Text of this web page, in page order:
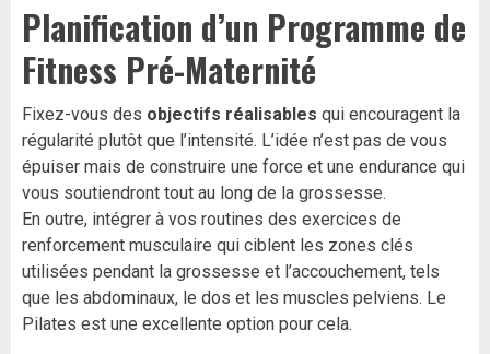
Planification d’un Programme de
Fitness Pré-Maternité
Fixez-vous des objectifs réalisables qui encouragent la
régularité plutôt que l’intensité. L’idée n’est pas de vous
épuiser mais de construire une force et une endurance qui
vous soutiendront tout au long de la grossesse.
En outre, intégrer à vos routines des exercices de
renforcement musculaire qui ciblent les zones clés
utilisées pendant la grossesse et l’accouchement, tels
que les abdominaux, le dos et les muscles pelviens. Le
Pilates est une excellente option pour cela.